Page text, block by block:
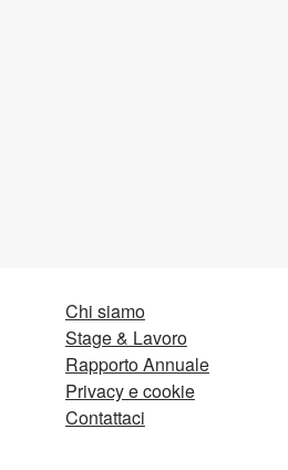
Chi siamo
Stage & Lavoro
Rapporto Annuale
Privacy e cookie
Contattaci